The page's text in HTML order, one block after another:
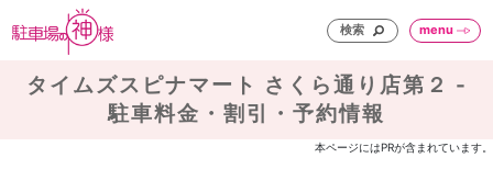
検索 menu
タイムズスピナマート さくら通り店第２ -
駐車料金・割引・予約情報
本ページにはPRが含まれています。